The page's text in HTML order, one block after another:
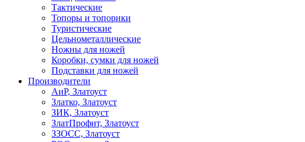
Тактические
Топоры и топорики
Туристические
Цельнометаллические
Ножны для ножей
Коробки, сумки для ножей
Подставки для ножей
Производители
АиР, Златоуст
Златко, Златоуст
ЗИК, Златоуст
ЗлатПрофит, Златоуст
ЗЗОСС, Златоуст